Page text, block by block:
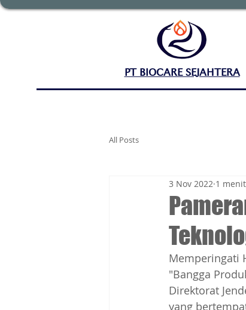
PT BIOCARE SEJAHTERA
All Posts
3 Nov 2022 1
Memperingati
"Bangga
Direktorat
yang